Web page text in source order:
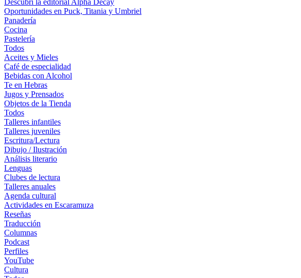
Descubrí la editorial Alpha Decay
Oportunidades en Puck, Titania y Umbriel
Panadería
Cocina
Pastelería
Todos
Aceites y Mieles
Café de especialidad
Bebidas con Alcohol
Te en Hebras
Jugos y Prensados
Objetos de la Tienda
Todos
Talleres infantiles
Talleres juveniles
Escritura/Lectura
Dibujo / Ilustración
Análisis literario
Lenguas
Clubes de lectura
Talleres anuales
Agenda cultural
Actividades en Escaramuza
Reseñas
Traducción
Columnas
Podcast
Perfiles
YouTube
Cultura